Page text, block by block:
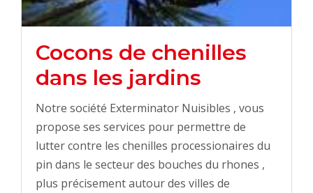
Cocons de chenilles
dans les jardins
Notre société Exterminator Nuisibles , vous
propose ses services pour permettre de
lutter contre les chenilles processionaires du
pin dans le secteur des bouches du rhones ,
plus précisement autour des villes de